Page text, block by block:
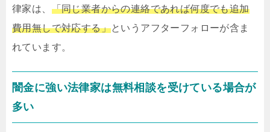
律家は、 「同じ業者からの連絡であれば何度でも追加
費用無しで対応する」というアフターフォローが含ま
れています。
闇金に強い法律家は無料相談を受けている場合が
多い